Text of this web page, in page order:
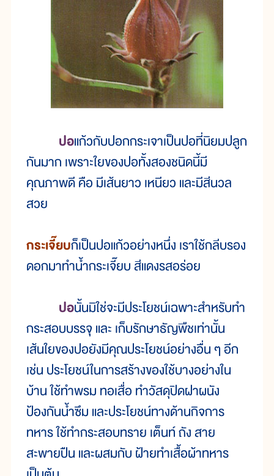
ปอแก้วกับปอกกระเจาเป็นปอที่นิยมปลูก
กันมาก เพราะใยของปอทั้งสองชนิดนี้มี
คุณภาพดี คือ มีเส้นยาว เหนียว และมีสีนวล
สวย
กระเจี๊ยบก็เป็นปอแก้วอย่างหนึ่ง เราใช้กลีบรอง
ดอกมาทำน้ำกระเจี๊ยบ สีแดงรสอร่อย
ปอนั้นมิใช่จะมีประโยชน์เฉพาะสำหรับทำ
กระสอบบรรจุ และ เก็บรักษาธัญพืชเท่านั้น
เส้นใยของปอยังมีคุณประโยชน์อย่างอื่น ๆ อีก
เช่น ประโยชน์ในการสร้างของใช้บางอย่างใน
บ้าน ใช้ทำพรม ทอเสื่อ ทำวัสดุปิดฝาผนัง
ป้องกันน้ำซึม และประโยชน์ทางด้านกิจการ
ทหาร ใช้ทำกระสอบทราย เต็นท์ ถัง สาย
สะพายปืน และผสมกับ ฝ้ายทำเสื้อผ้าทหาร